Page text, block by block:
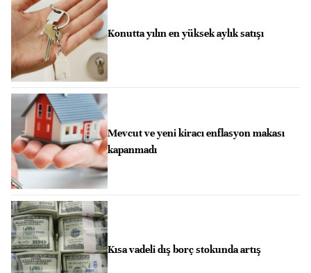
Konutta yılın en yüksek aylık satışı
Mevcut ve yeni kiracı enflasyon makası
kapanmadı
Kısa vadeli dış borç stokunda artış